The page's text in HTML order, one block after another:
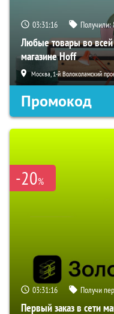
03:31:15 Получили:
Любые товары во всей
магазине Hoff
Москва, 1-й Волоколамский
Промокод
-20%
03:31:15 Получи
Первый заказ в сети